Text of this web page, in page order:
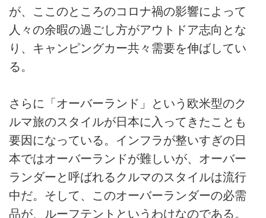
が、ここのところのコロナ禍の影響によって
人々の余暇の過ごし方がアウトドア志向とな
り、キャンピングカー共々需要を伸ばしてい
る。
さらに「オーバーランド」という欧米型のク
ルマ旅のスタイルが日本に入ってきたことも
要因になっている。インフラが整いすぎの日
本ではオーバーランドが難しいが、オーバー
ランダーと呼ばれるクルマのスタイルは流行
中だ。そして、このオーバーランダーの必需
品が、ルーフテントというわけなのである。